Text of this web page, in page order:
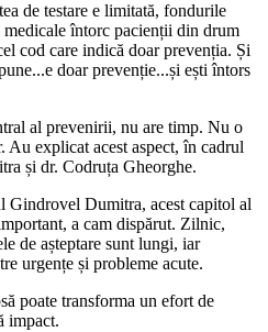
de testare e limitată, fondurile
întorc pacienții din drum
cod care indică doar prevenția. Și
doar prevenție...și ești întors
al prevenirii, nu are timp. Nu o
Au explicat acest aspect, în cadrul
și dr. Codruța Gheorghe.
Gindrovel Dumitra, acest capitol al
a cam dispărut. Zilnic,
de așteptare sunt lungi, iar
urgențe și probleme acute.
poate transforma un efort de
impact.